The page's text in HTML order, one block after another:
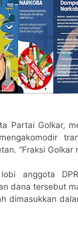
Partai Golkar,
“Fraksi
anggota
dana tersebut
dimasukkan